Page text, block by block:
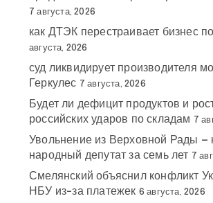
7 августа, 2026
как ДТЭК перестраивает бизнес
августа, 2026
суд ликвидирует производителя
Геркулес 7 августа, 2026
Будет ли дефицит продуктов и
российских ударов по складам 7
Увольнение из Верховной Рады —
народный депутат за семь лет 7
Смелянский объяснил конфликт
НБУ из-за платежек 6 августа, 2026